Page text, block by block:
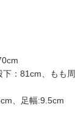
：81cm、もも周